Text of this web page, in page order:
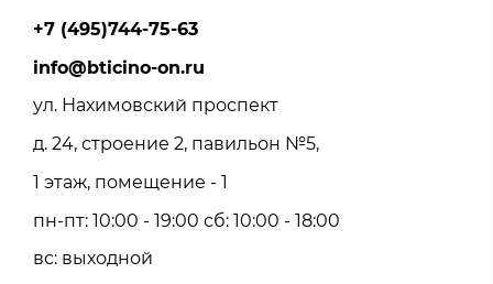
+7 (495)744-75-63
info@bticino-on.ru
ул. Нахимовский проспект
д. 24, строение 2, павильон №5,
1 этаж, помещение - 1
пн-пт: 10:00 - 19:00 сб: 10:00 - 18:00
вс: выходной